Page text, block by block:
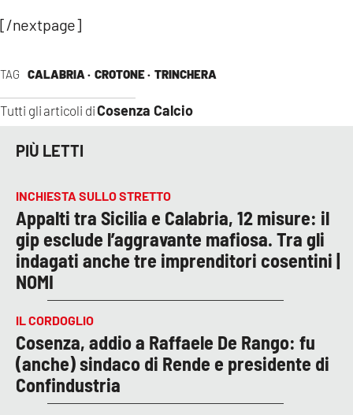
TAG CALABRIA · CROTONE · TRINCHERA
Tutti gli articoli diCosenza Calcio
[/nextpage]
PIÙ LETTI
INCHIESTA SULLO STRETTO
Appalti tra Sicilia e Calabria, 12 misure: il
gip esclude l’aggravante mafiosa. Tra gli
indagati anche tre imprenditori cosentini |
NOMI
IL CORDOGLIO
Cosenza, addio a Raffaele De Rango: fu
(anche) sindaco di Rende e presidente di
Confindustria